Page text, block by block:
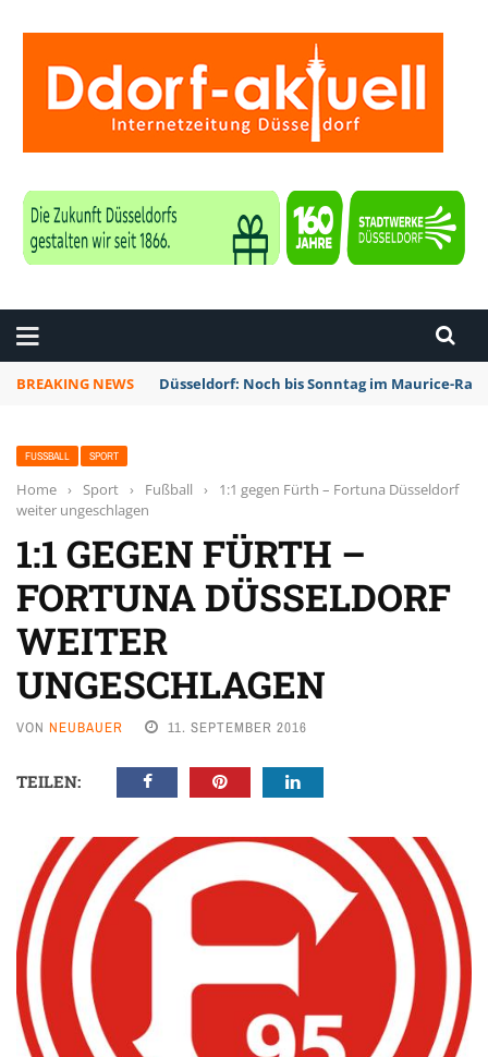
BREAKING NEWS Düsseldorf: Noch bis Sonntag im Maurice-
FUSSBALL SPORT
Home › Sport › Fußball ›
1:1 gegen Fürth – Fortuna Düsseldorf
weiter ungeschlagen
1:1 GEGEN FÜRTH –
FORTUNA DÜSSELDORF
WEITER
UNGESCHLAGEN
VON NEUBAUER 11. SEPTEMBER 2016
TEILEN: